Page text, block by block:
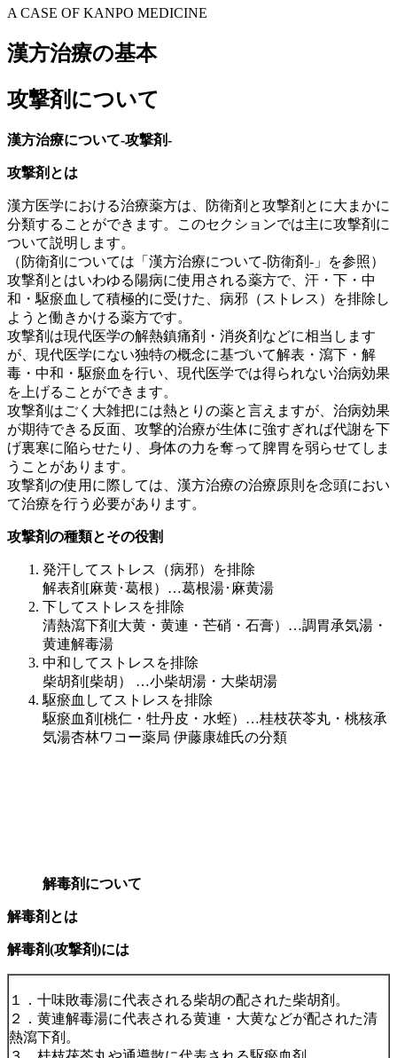
A CASE OF KANPO MEDICINE
漢方治療の基本
攻撃剤について
漢方治療について‐攻撃剤‐
攻撃剤とは
漢方医学における治療薬方は、防衛剤と攻撃剤とに大まかに
分類することができます。このセクションでは主に攻撃剤に
ついて説明します。
（防衛剤については「漢方治療について‐防衛剤‐」を参照）
攻撃剤とはいわゆる陽病に使用される薬方で、汗・下・中
和・駆瘀血して積極的に受けた、病邪（ストレス）を排除し
ようと働きかける薬方です。
攻撃剤は現代医学の解熱鎮痛剤・消炎剤などに相当します
が、現代医学にない独特の概念に基づいて解表・瀉下・解
毒・中和・駆瘀血を行い、現代医学では得られない治病効果
を上げることができます。
攻撃剤はごく大雑把には熱とりの薬と言えますが、治病効果
が期待できる反面、攻撃的治療が生体に強すぎれば代謝を下
げ裏寒に陥らせたり、身体の力を奪って脾胃を弱らせてしま
うことがあります。
攻撃剤の使用に際しては、漢方治療の治療原則を念頭におい
て治療を行う必要があります。
攻撃剤の種類とその役割
発汗してストレス（病邪）を排除
解表剤[麻黄･葛根）…葛根湯･麻黄湯
下してストレスを排除
清熱瀉下剤[大黄・黄連・芒硝・石膏）…調胃承気湯・
黄連解毒湯
中和してストレスを排除
柴胡剤[柴胡） …小柴胡湯・大柴胡湯
駆瘀血してストレスを排除
駆瘀血剤[桃仁・牡丹皮・水蛭）…桂枝茯苓丸・桃核承
気湯杏林ワコー薬局 伊藤康雄氏の分類
解毒剤について
解毒剤とは
解毒剤(攻撃剤)には
１．十味敗毒湯に代表される柴胡の配された柴胡剤。
２．黄連解毒湯に代表される黄連・大黄などが配された清
熱瀉下剤。